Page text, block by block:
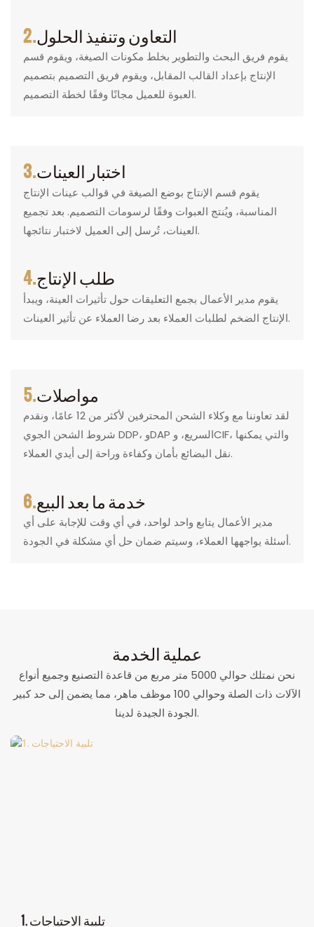
2.التعاون وتنفيذ الحلول
يقوم فريق البحث والتطوير بخلط مكونات الصيغة، ويقوم قسم
الإنتاج بإعداد القالب المقابل، ويقوم فريق التصميم بتصميم
العبوة للعميل مجانًا وفقًا لخطة التصميم.
3.اختبار العينات
يقوم قسم الإنتاج بوضع الصيغة في قوالب عينات الإنتاج
المناسبة، ويُنتج العبوات وفقًا لرسومات التصميم. بعد تجميع
العينات، تُرسل إلى العميل لاختبار نتائجها.
4.طلب الإنتاج
يقوم مدير الأعمال بجمع التعليقات حول تأثيرات العينة، ويبدأ
الإنتاج الضخم لطلبات العملاء بعد رضا العملاء عن تأثير العينات.
5.مواصلات
لقد تعاوننا مع وكلاء الشحن المحترفين لأكثر من 12 عامًا، ونقدم
شروط الشحن الجوي DDP، وDAP السريع، وCIF، والتي يمكنها
نقل البضائع بأمان وكفاءة وراحة إلى أيدي العملاء.
6.خدمة ما بعد البيع
مدير الأعمال يتابع واحد لواحد، في أي وقت للإجابة على أي
أسئلة يواجهها العملاء، وسيتم ضمان حل أي مشكلة في الجودة.
عملية الخدمة
نحن نمتلك حوالي 5000 متر مربع من قاعدة التصنيع وجميع أنواع
الآلات ذات الصلة وحوالي 100 موظف ماهر، مما يضمن إلى حد كبير
الجودة الجيدة لدينا.
1. تلبية الاحتياجات